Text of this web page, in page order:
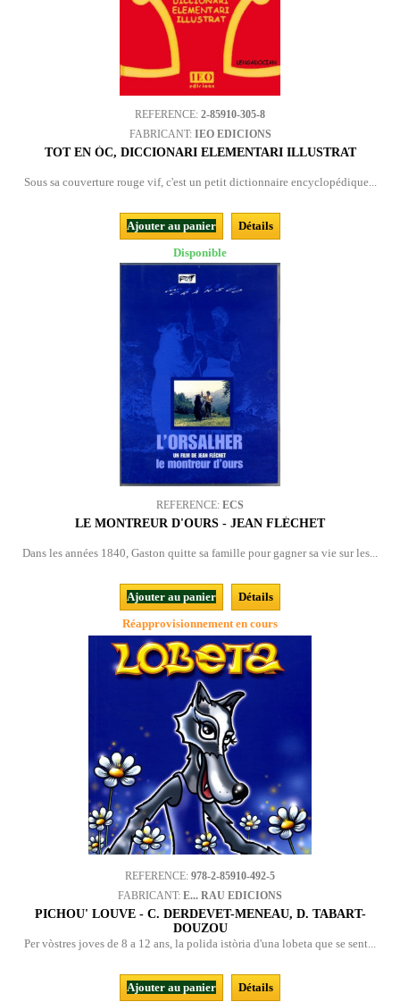
REFERENCE: 2-85910-305-8
FABRICANT: IEO EDICIONS
TOT EN ÒC, DICCIONARI ELEMENTARI ILLUSTRAT
Sous sa couverture rouge vif, c'est un petit dictionnaire encyclopédique...
Ajouter au panier
Détails
Disponible
REFERENCE: ECS
LE MONTREUR D'OURS - JEAN FLÉCHET
Dans les années 1840, Gaston quitte sa famille pour gagner sa vie sur les...
Ajouter au panier
Détails
Réapprovisionnement en cours
REFERENCE: 978-2-85910-492-5
FABRICANT: E... RAU EDICIONS
PICHOU' LOUVE - C. DERDEVET-MENEAU, D. TABART-
DOUZOU
Per vòstres joves de 8 a 12 ans, la polida istòria d'una lobeta que se sent...
Ajouter au panier
Détails